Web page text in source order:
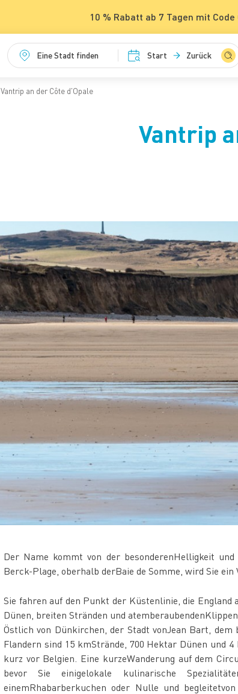
10 % Rabatt ab 7 Tagen mit
Eine Stadt finden Start Zurück
Vantrip an der Côte d'Opale
Vantrip
Der Name kommt von der besonderenHelligkeit
Berck-Plage, oberhalb derBaie de Somme, wird Sie ein
Sie fahren auf den Punkt der Küstenlinie, die
Dünen, breiten Stränden und
Östlich von Dünkirchen, der Stadt vonJean Bart,
Flandern sind 15 kmStrände, 700 Hektar Dünen und
kurz vor Belgien. Eine kurzeWanderung auf dem
bevor Sie einigelokale kulinarische
einemRhabarberkuchen oder Nulle und